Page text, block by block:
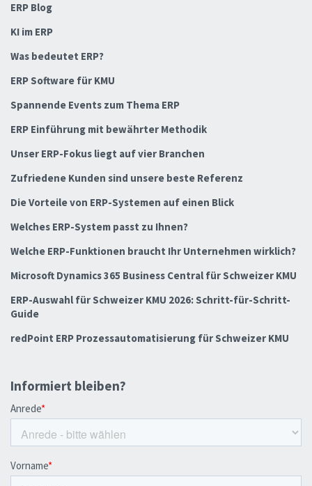
ERP Blog
KI im ERP
Was bedeutet ERP?
ERP Software für KMU
Spannende Events zum Thema ERP
ERP Einführung mit bewährter Methodik
Unser ERP-Fokus liegt auf vier Branchen
Zufriedene Kunden sind unsere beste Referenz
Die Vorteile von ERP-Systemen auf einen Blick
Welches ERP-System passt zu Ihnen?
Welche ERP-Funktionen braucht Ihr Unternehmen wirklich?
Microsoft Dynamics 365 Business Central für Schweizer KMU
ERP-Auswahl für Schweizer KMU 2026: Schritt-für-Schritt-
Guide
redPoint ERP Prozessautomatisierung für Schweizer KMU
Informiert bleiben?